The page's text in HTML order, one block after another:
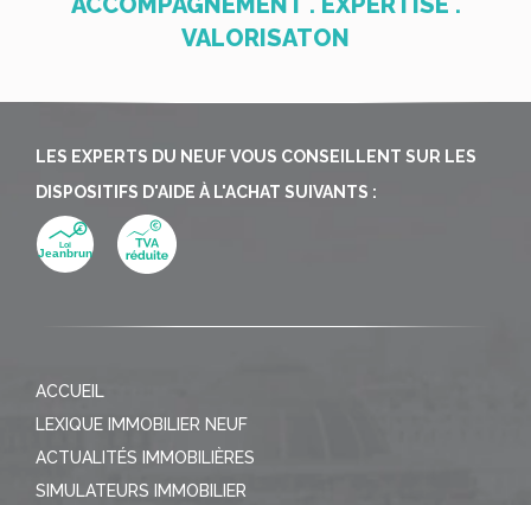
VALORISATON
LES EXPERTS DU NEUF VOUS CONSEILLENT SUR LES
DISPOSITIFS D'AIDE À L'ACHAT SUIVANTS :
ACCUEIL
LEXIQUE IMMOBILIER NEUF
ACTUALITÉS IMMOBILIÈRES
SIMULATEURS IMMOBILIER